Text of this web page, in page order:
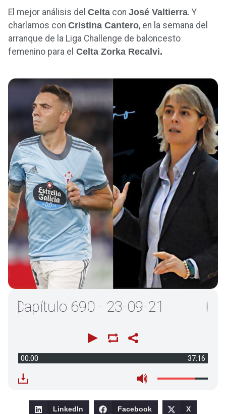
El mejor análisis del Celta con José Valtierra. Y
charlamos con Cristina Cantero, en la semana del
arranque de la Liga Challenge de baloncesto
femenino para el Celta Zorka Recalvi.
690 - 23-09-21
00:00 37:16
LinkedIn Facebook X